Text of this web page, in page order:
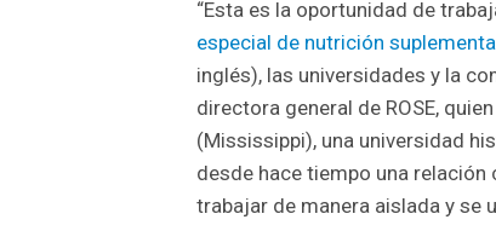
“Esta es la oportunidad de
especial de nutrición
inglés), las universidades y la
directora general de ROSE,
(Mississippi), una universidad
desde hace tiempo una relación
trabajar de manera aislada y se